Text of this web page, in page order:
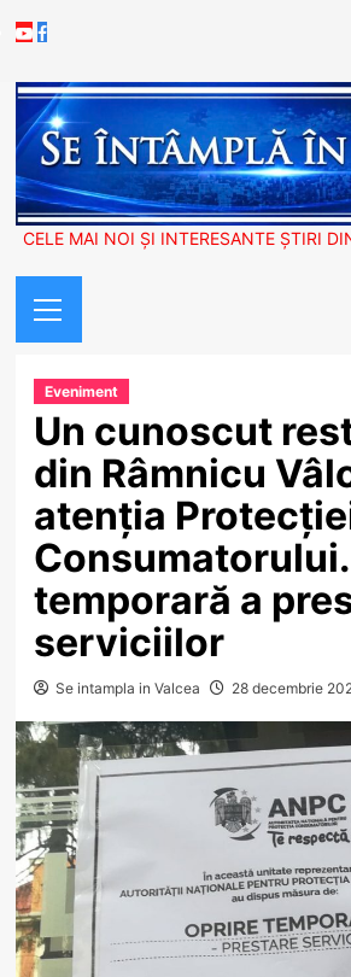
to
Youtube
Facebook
CELE MAI NOI ȘI INTERESANTE ȘTIRI
Menu
Eveniment
Un cunoscut
din Râmnicu
atenția
temporară a
serviciilor
Se intampla in Valcea 28 decembrie